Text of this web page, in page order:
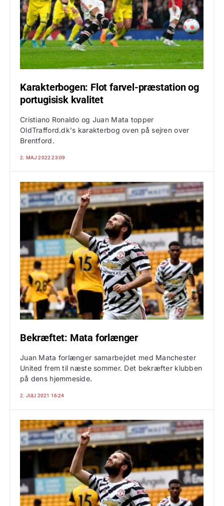
Karakterbogen: Flot farvel-præstation og
portugisisk kvalitet
Cristiano Ronaldo og Juan Mata topper
OldTrafford.dk's karakterbog oven på sejren over
Brentford.
2. MAJ 2022 23:09
Bekræftet: Mata forlænger
Juan Mata forlænger samarbejdet med Manchester
United frem til næste sommer. Det bekræfter klubben
på dens hjemmeside.
2. JULI 2021 16:24